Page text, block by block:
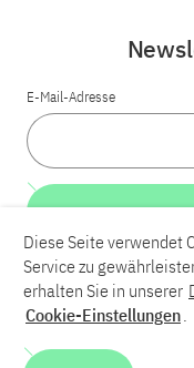
Kontakt
E-Mail-Adresse
Diese Seite verwendet
Service zu
erhalten Sie in unserer
Cookie-Einstellungen.